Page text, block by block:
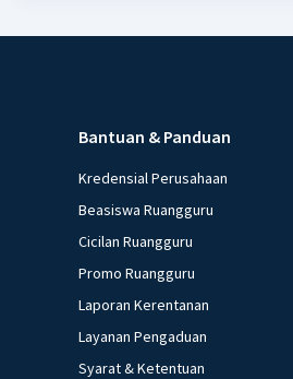
Bantuan & Panduan
Kredensial Perusahaan
Beasiswa Ruangguru
Cicilan Ruangguru
Promo Ruangguru
Laporan Kerentanan
Layanan Pengaduan
Syarat & Ketentuan